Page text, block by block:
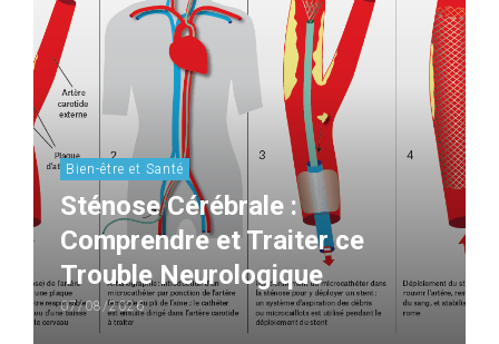
Bien-être et Santé
Sténose Cérébrale :
Comprendre et Traiter ce
Trouble Neurologique
07/08/2026